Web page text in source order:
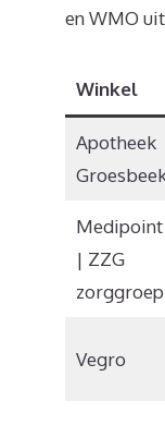
en WMO
Winkel
Apotheek
Medipoint
| ZZG
zorggroep
Vegro